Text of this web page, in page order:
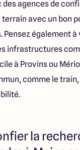
agences de
avec un bon
Pensez également
infrastructures
à Provins ou
comme le
la